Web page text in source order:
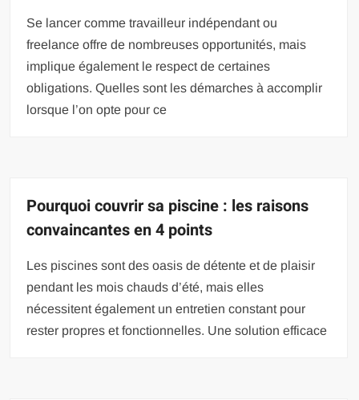
Se lancer comme travailleur indépendant ou
freelance offre de nombreuses opportunités, mais
implique également le respect de certaines
obligations. Quelles sont les démarches à accomplir
lorsque l’on opte pour ce
Pourquoi couvrir sa piscine : les raisons
convaincantes en 4 points
Les piscines sont des oasis de détente et de plaisir
pendant les mois chauds d’été, mais elles
nécessitent également un entretien constant pour
rester propres et fonctionnelles. Une solution efficace